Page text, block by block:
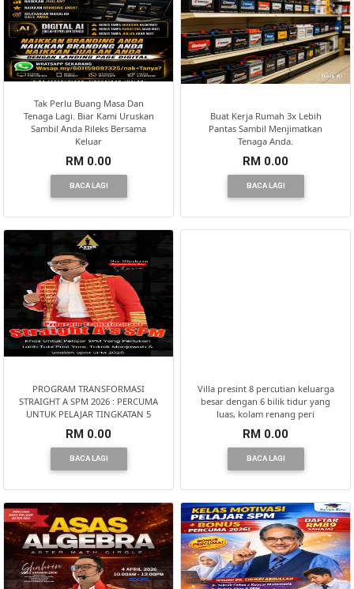
Tak Perlu Buang Masa Dan
Tenaga Lagi. Biar Kami Uruskan
Sambil Anda Rileks Bersama
Keluar
RM 0.00
BACA LAGI
Buat Kerja Rumah 3x Lebih
Pantas Sambil Menjimatkan
Tenaga Anda.
RM 0.00
BACA LAGI
PROGRAM TRANSFORMASI
STRAIGHT A SPM 2026 : PERCUMA
UNTUK PELAJAR TINGKATAN 5
RM 0.00
BACA LAGI
Villa presint 8 percutian keluarga
besar dengan 6 bilik tidur yang
luas, kolam renang peri
RM 0.00
BACA LAGI
HARTA
BENDA(1)
LAIN
KEPERLUAN(16)
SELECT
SELANGOR(37)
PAHANG(13)
NEGERI
SEMBILAN(10)
KEDAH(13)